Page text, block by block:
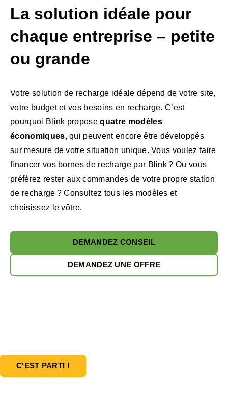
La solution idéale pour
chaque entreprise – petite
ou grande
Votre solution de recharge idéale dépend de votre site,
votre budget et vos besoins en recharge. C’est
pourquoi Blink proposequatre modèles
économiques, qui peuvent encore être développés
sur mesure de votre situation unique. Vous voulez faire
financer vos bornes de recharge par Blink ? Ou vous
préférez rester aux commandes de votre propre station
de recharge ? Consultez tous les modèles et
choisissez le vôtre.
DEMANDEZ CONSEIL
DEMANDEZ UNE OFFRE
C'EST PARTI !